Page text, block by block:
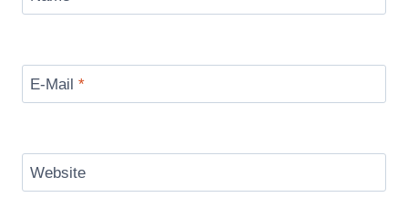
E-Mail *
Website